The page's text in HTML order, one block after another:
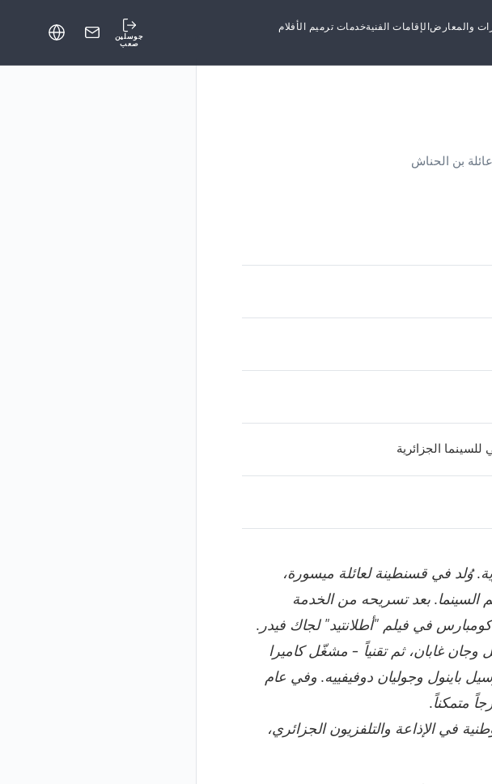
والمعارض الإقامات الفنيةخدمات ترميم الأفلام
جوسلين
صعب
الجزائرية
الجزائرية. وُلد في قسنطينة لعائلة ميسورة،
السينما. بعد تسريحه من الخدمة
في فرنسا عام 1920، بدأ مسيرته الفنية عام 1922 كومبارس في فيلم "أطلانتيد" لجاك فيدر.
وجان غابان، ثم تقنياً - مشغّل كاميرا
باينول وجوليان دوفيفييه. وفي عام
في الإذاعة والتلفزيون الجزائري،